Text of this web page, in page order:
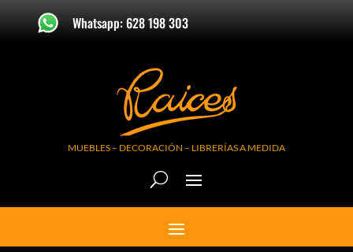
Whatsapp: 628 198 303
MUEBLES – DECORACIÓN – LIBRERÍAS A MEDIDA